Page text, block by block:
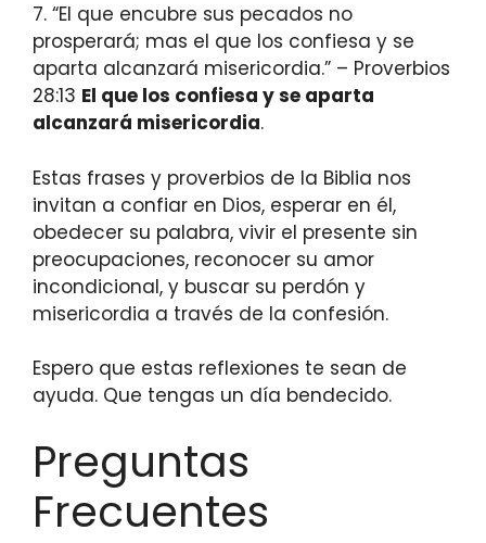
7. “El que encubre sus pecados no
prosperará; mas el que los confiesa y se
aparta alcanzará misericordia.” – Proverbios
28:13 El que los confiesa y se aparta
alcanzará misericordia.
Estas frases y proverbios de la Biblia nos
invitan a confiar en Dios, esperar en él,
obedecer su palabra, vivir el presente sin
preocupaciones, reconocer su amor
incondicional, y buscar su perdón y
misericordia a través de la confesión.
Espero que estas reflexiones te sean de
ayuda. Que tengas un día bendecido.
Preguntas
Frecuentes